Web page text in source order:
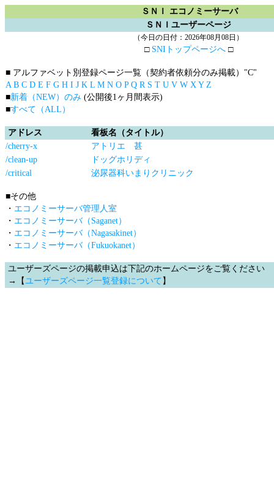
ＳＮＩ エコノミーサーバ
ＳＮＩユーザーページ
（今日の日付：2026年08月08日）
□ SNIトップページへ□
■ アルファベット別登録ページ一覧（契約者依頼分のみ掲載） "C"
A B C D E F G H I J K L M N O P Q R S T U V W X Y Z
■新着（NEW）のみ (公開後1ヶ月間表示)
■すべて（ALL）
アドレス
看板名（タイトル）
/cherry-x
アトリエ 甚
/clean-up
ドッグホリディ
/critical
泌尿器科いまりクリニック
■その他
・ エコノミーサーバ管理人室
・ エコノミーサーバ（Saganet）
・ エコノミーサーバ（Nagasakinet）
・ エコノミーサーバ（Fukuokanet）
ユーザーズページの掲載申込は下記のホームページをご覧ください
→【ユーザーズページ一覧登録について 】